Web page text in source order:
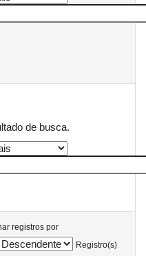
de busca.
registros por
Registro(s)